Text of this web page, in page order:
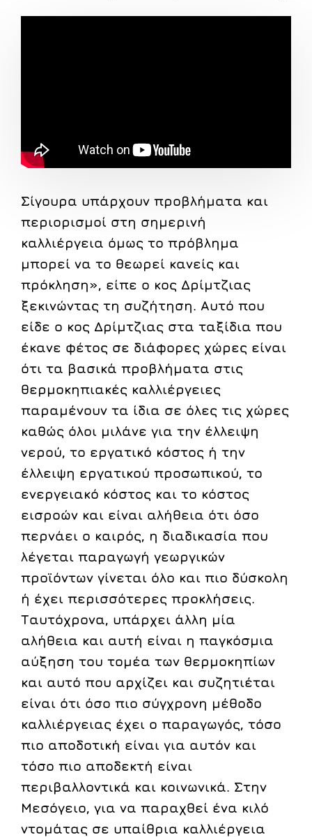
Σίγουρα υπάρχουν προβλήματα και
περιορισμοί στη σημερινή
καλλιέργεια όμως το πρόβλημα
μπορεί να το θεωρεί κανείς και
πρόκληση», είπε ο κος Δρίμτζιας
ξεκινώντας τη συζήτηση. Αυτό που
είδε ο κος Δρίμτζιας στα ταξίδια που
έκανε φέτος σε διάφορες χώρες είναι
ότι τα βασικά προβλήματα στις
θερμοκηπιακές καλλιέργειες
παραμένουν τα ίδια σε όλες τις χώρες
καθώς όλοι μιλάνε για την έλλειψη
νερού, το εργατικό κόστος ή την
έλλειψη εργατικού προσωπικού, το
ενεργειακό κόστος και το κόστος
εισροών και είναι αλήθεια ότι όσο
περνάει ο καιρός, η διαδικασία που
λέγεται παραγωγή γεωργικών
προϊόντων γίνεται όλο και πιο δύσκολη
ή έχει περισσότερες προκλήσεις.
Ταυτόχρονα, υπάρχει άλλη μία
αλήθεια και αυτή είναι η παγκόσμια
αύξηση του τομέα των θερμοκηπίων
και αυτό που αρχίζει και συζητιέται
είναι ότι όσο πιο σύγχρονη μέθοδο
καλλιέργειας έχει ο παραγωγός, τόσο
πιο αποδοτική είναι για αυτόν και
τόσο πιο αποδεκτή είναι
περιβαλλοντικά και κοινωνικά. Στην
Μεσόγειο, για να παραχθεί ένα κιλό
ντομάτας σε υπαίθρια καλλιέργεια